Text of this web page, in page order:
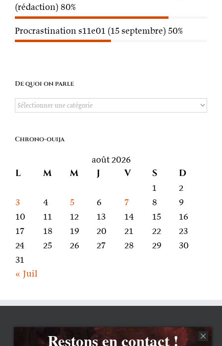
(rédaction) 80%
Procrastination s11e01 (15 septembre) 50%
De quoi on parle
De
parle
Chrono-ouija
août 2026
L M M J V S D
1
2
3
4 5 6 7 8
9
10
11 12 13 14 15
16
17
18 19 20 21 22
23
24
25 26 27 28 29
30
31
« Juil
Restons en contact !